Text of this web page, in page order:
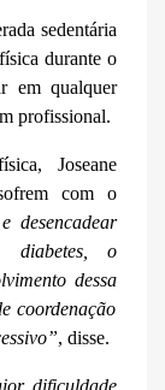
a sedentária
durante o
em qualquer
profissional.
Joseane
com o
desencadear
diabetes, o
dessa
coordenação
, disse.
dificuldade